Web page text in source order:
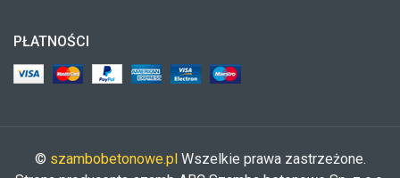
PŁATNOŚCI
© szambobetonowe.plWszelkie prawa zastrzeżone.